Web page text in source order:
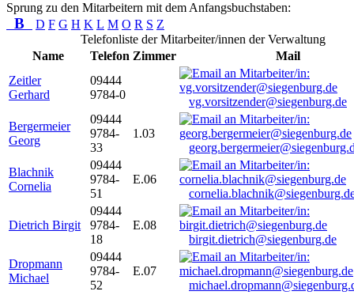
Sprung zu den Mitarbeitern mit dem Anfangsbuchstaben:
B D F G H K L M O R S Z
Telefonliste der Mitarbeiter/innen der Verwaltung
Name
Telefon Zimmer
Mail
Zeitler
Gerhard
09444
9784-0
vg.vorsitzender@siegenburg.de
Bergermeier
Georg
09444
9784-
33
1.03
Blachnik
Cornelia
09444
9784-
51
E.06
Dietrich Birgit
09444
9784-
18
E.08
birgit.dietrich@siegenburg.de
Dropmann
Michael
09444
9784-
52
E.07